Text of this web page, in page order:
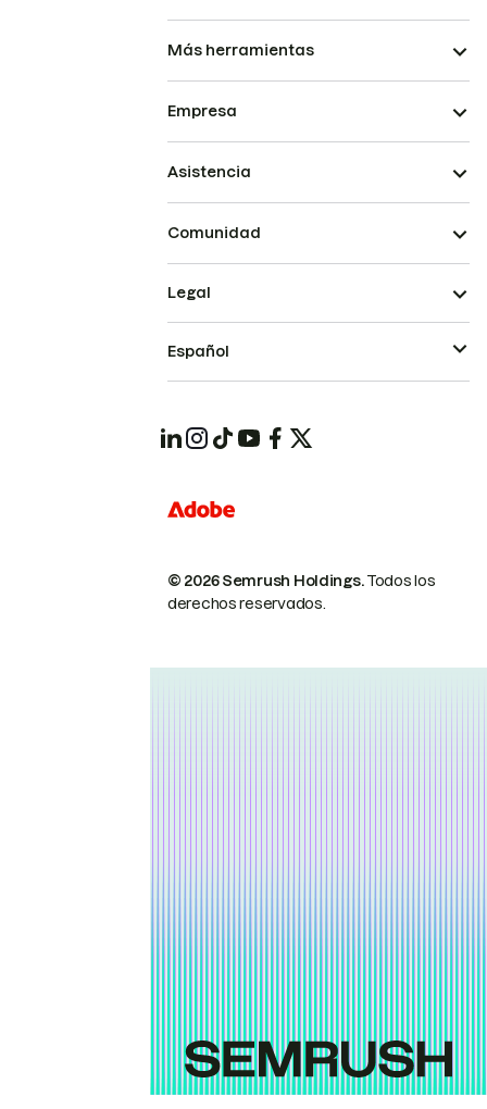
Más herramientas
Empresa
Asistencia
Comunidad
© 2026 Semrush Holdings.Todos los
derechos reservados.
Legal
Español